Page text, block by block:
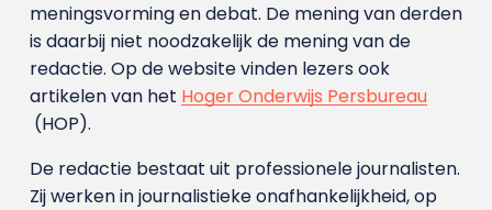
meningsvorming en debat. De mening van derden
is daarbij niet noodzakelijk de mening van de
redactie. Op de website vinden lezers ook
artikelen van het Hoger Onderwijs Persbureau
(HOP).
De redactie bestaat uit professionele journalisten.
Zij werken in journalistieke onafhankelijkheid, op